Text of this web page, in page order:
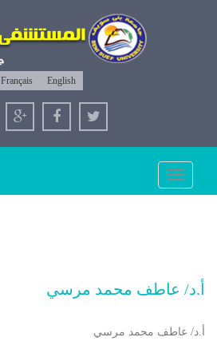
English
Français
Toggle
navigation
أ.د/ عاطف محمد مرسي
أ.د/ عاطف محمد مرسي